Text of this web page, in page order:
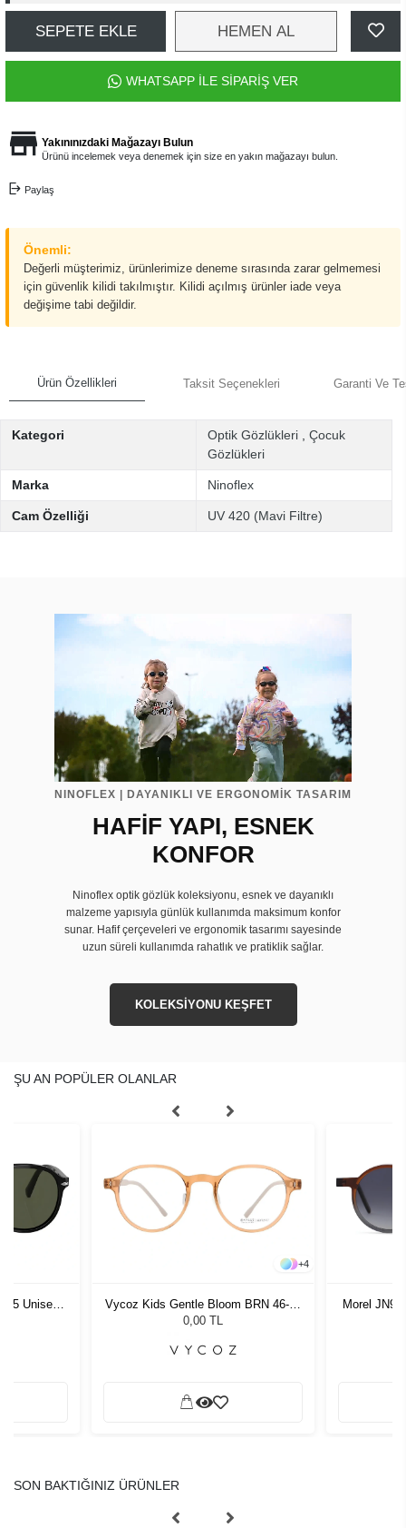
SEPETE EKLE HEMEN AL
WHATSAPP İLE SİPARİŞ VER
Yakınınızdaki Mağazayı Bulun
Ürünü incelemek veya denemek için size en yakın mağazayı bulun.
Paylaş
Önemli:
Değerli müşterimiz, ürünlerimize deneme sırasında zarar gelmemesi
için güvenlik kilidi takılmıştır. Kilidi açılmış ürünler iade veya
değişime tabi değildir.
Ürün Özellikleri Taksit Seçenekleri Garanti Ve
Kategori Optik Gözlükleri
Çocuk
Gözlükleri
Marka Ninoflex
Cam Özelliği UV 420 (Mavi Filtre)
NINOFLEX | DAYANIKLI VE ERGONOMİK TASARIM
HAFİF YAPI, ESNEK
KONFOR
Ninoflex optik gözlük koleksiyonu, esnek ve dayanıklı
malzeme yapısıyla günlük kullanımda maksimum konfor
sunar. Hafif çerçeveleri ve ergonomik tasarımı sayesinde
uzun süreli kullanımda rahatlık ve pratiklik sağlar.
KOLEKSİYONU KEŞFET
ŞU AN POPÜLER OLANLAR
55 Unisex
+4
Vycoz Kids Gentle Bloom BRN 46-19
135
0,00 TL
Morel
SON BAKTIĞINIZ ÜRÜNLER